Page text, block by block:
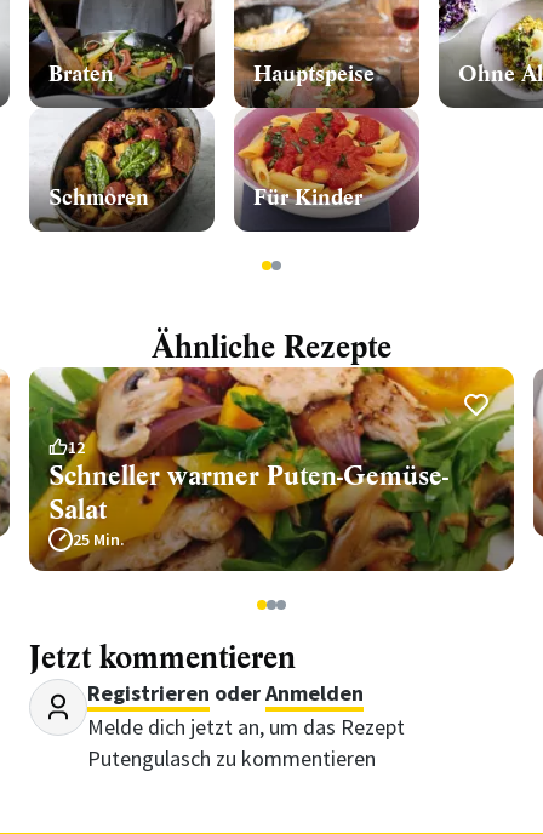
Braten
Schmoren
Hauptspeise
Für Kinder
Ohne
12
Ähnliche Rezepte
12
Schneller warmer Puten-Gemüse-
Salat
25 Min.
123
Jetzt kommentieren
Registrieren oderAnmelden
Melde dich jetzt an, um das Rezept
Putengulasch zu kommentieren